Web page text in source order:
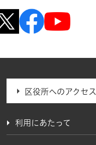
区役所へのアクセス
利用にあたって